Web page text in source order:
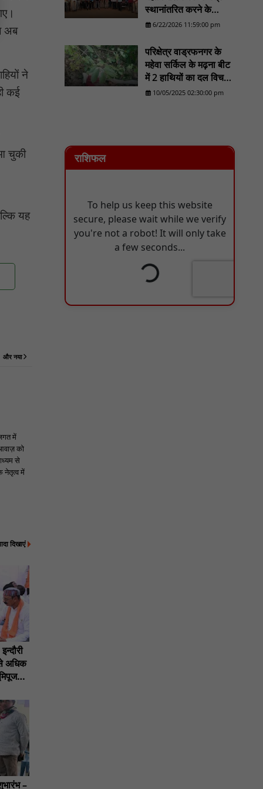
अब
ने
कई
चुकी
यह
और नया
में
को
से
नेतृत्व में
दिखाएं
अधिक
–
यात्री प्रतीक्षालय पर कब्जा, शटर लगाकर बना लिया
यात्रियों के लिए बनाया था भवन, पास में स्कूल; चौकी
महज 1 किमी दूर, फिर भी कार्रवाई नहीं : NN81
स्थानांतरित करने के
प्रयास का होगा व्यापक
81
6/22/2026 11:59:00 pm
परिक्षेत्र वाड्रफनगर के
महेवा सर्किल के मढ़ना बीट
में 2 हाथियों का दल विचरण
करने का लोकेशन वन
10/05/2025 02:30:00 pm
राशिफल